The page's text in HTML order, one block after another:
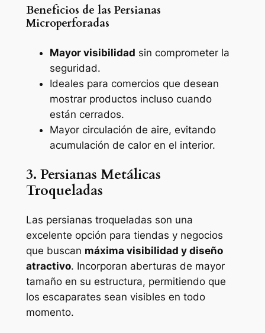
Beneficios de las Persianas
Microperforadas
Mayor visibilidad sin comprometer la
seguridad.
Ideales para comercios que desean
mostrar productos incluso cuando
están cerrados.
Mayor circulación de aire, evitando
acumulación de calor en el interior.
3. Persianas Metálicas
Troqueladas
Las persianas troqueladas son una
excelente opción para tiendas y negocios
que buscan máxima visibilidad y diseño
atractivo. Incorporan aberturas de mayor
tamaño en su estructura, permitiendo que
los escaparates sean visibles en todo
momento.